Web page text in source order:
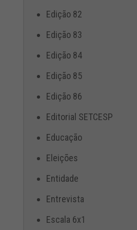
Edição 82
Edição 83
Edição 84
Edição 85
Edição 86
Editorial SETCESP
Educação
Eleições
Entidade
Entrevista
Escala 6x1